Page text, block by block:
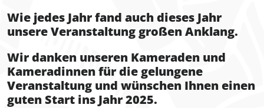
Wie jedes Jahr fand auch dieses Jahr
unsere Veranstaltung großen Anklang.
Wir danken unseren Kameraden und
Kameradinnen für die gelungene
Veranstaltung und wünschen Ihnen einen
guten Start ins Jahr 2025.